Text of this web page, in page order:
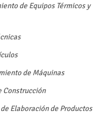
de Equipos Térmicos y
de Máquinas
Construcción
Elaboración de Productos